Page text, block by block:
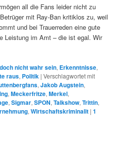
all die Fans leider nicht zu
mit Ray-Ban kritiklos zu, weil
und bei Trauerreden eine gute
Leistung im Amt – die ist egal. Wir
nicht wahr sein, Erkenntnisse,
raus, Politik |Verschlagwortet mit
,Jakob Augstein,
,Meckerfritze,Merkel,
,Sigmar,SPON,Talkshow,Trittin,
,Wirtschaftskriminalit |1